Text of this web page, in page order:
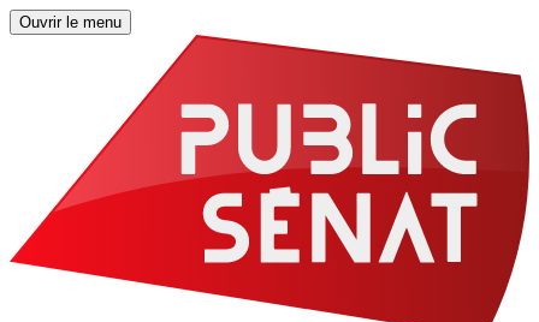
Ouvrir le menu